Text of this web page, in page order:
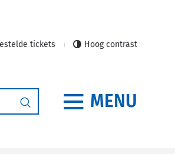
tickets Hoog contrast
Zoeken MENU